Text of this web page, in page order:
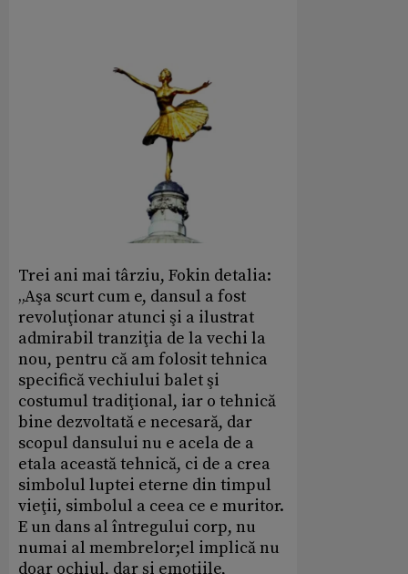
Trei ani mai târziu, Fokin detalia:
„Aşa scurt cum e, dansul a fost
revoluţionar atunci şi a ilustrat
admirabil tranziţia de la vechi la
nou, pentru că am folosit tehnica
specifică vechiului balet şi
costumul tradiţional, iar o tehnică
bine dezvoltată e necesară, dar
scopul dansului nu e acela de a
etala această tehnică, ci de a crea
simbolul luptei eterne din timpul
vieţii, simbolul a ceea ce e muritor.
E un dans al întregului corp, nu
numai al membrelor;el implică nu
doar ochiul, dar şi emoţiile,